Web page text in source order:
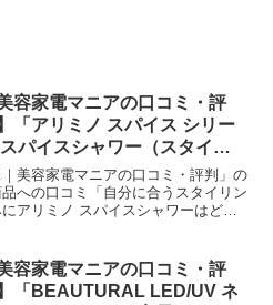
美容家電マニアの口コミ・評
「アリミノ スパイス シリー
パイスシャワー（スタイリ
剤）」を実際に使ってみた正
想
美容家電マニアの口コミ・評判」の
への口コミ「自分に合うスタイリン
アリミノ スパイスシャワーはどう
美容家電マニアの口コミ・評
「BEAUTURAL LED/UV ネ